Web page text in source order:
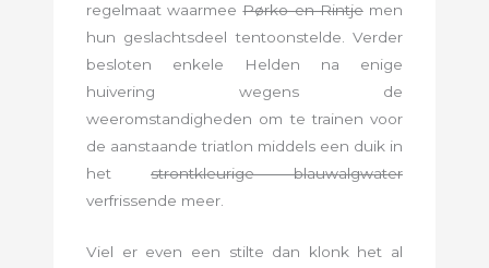
regelmaat waarmeePørko en Rintjemen
hun geslachtsdeel tentoonstelde. Verder
besloten enkele Helden na enige
huivering wegens de
weeromstandigheden om te trainen voor
de aanstaande triatlon middels een duik in
het strontkleurige blauwalgwater
verfrissende meer.
Viel er even een stilte dan klonk het al